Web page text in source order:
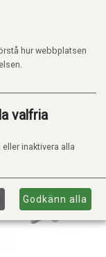
hur webbplatsen
valfria
inaktivera alla
Godkänn alla